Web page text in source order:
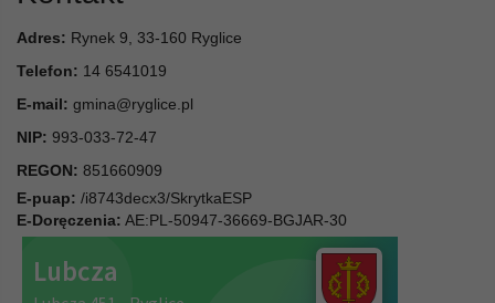
Adres: Rynek 9, 33-160 Ryglice
Telefon: 14 6541019
E-mail: gmina@ryglice.pl
NIP: 993-033-72-47
REGON: 851660909
E-puap: /i8743decx3/SkrytkaESP
E-Doręczenia: AE:PL-50947-36669-BGJAR-30